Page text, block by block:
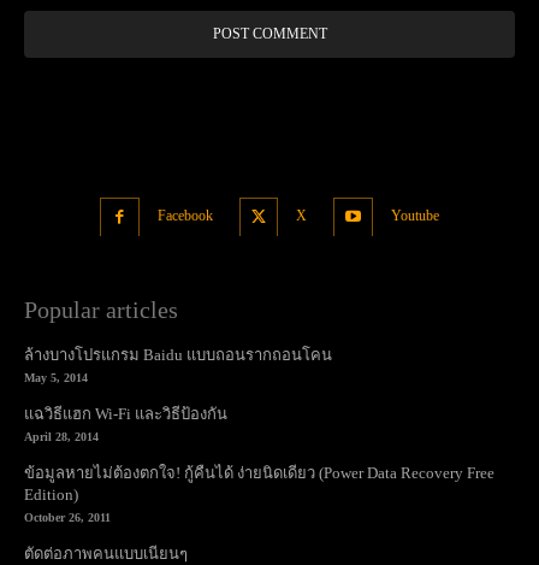
Facebook X Youtube
Popular articles
ล้างบางโปรแกรม Baidu แบบถอนรากถอนโคน
May 5, 2014
แฉวิธีแฮก Wi-Fi และวิธีป้องกัน
April 28, 2014
ข้อมูลหายไม่ต้องตกใจ! กู้คืนได้ ง่ายนิดเดียว (Power Data Recovery Free
Edition)
October 26, 2011
ตัดต่อภาพคนแบบเนียนๆ